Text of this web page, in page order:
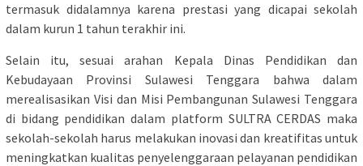
termasuk didalamnya karena prestasi yang dicapai sekolah
dalam kurun 1 tahun terakhir ini.
Selain itu, sesuai arahan Kepala Dinas Pendidikan dan
Kebudayaan Provinsi Sulawesi Tenggara bahwa dalam
merealisasikan Visi dan Misi Pembangunan Sulawesi Tenggara
di bidang pendidikan dalam platform SULTRA CERDAS maka
sekolah-sekolah harus melakukan inovasi dan kreatifitas untuk
meningkatkan kualitas penyelenggaraan pelayanan pendidikan